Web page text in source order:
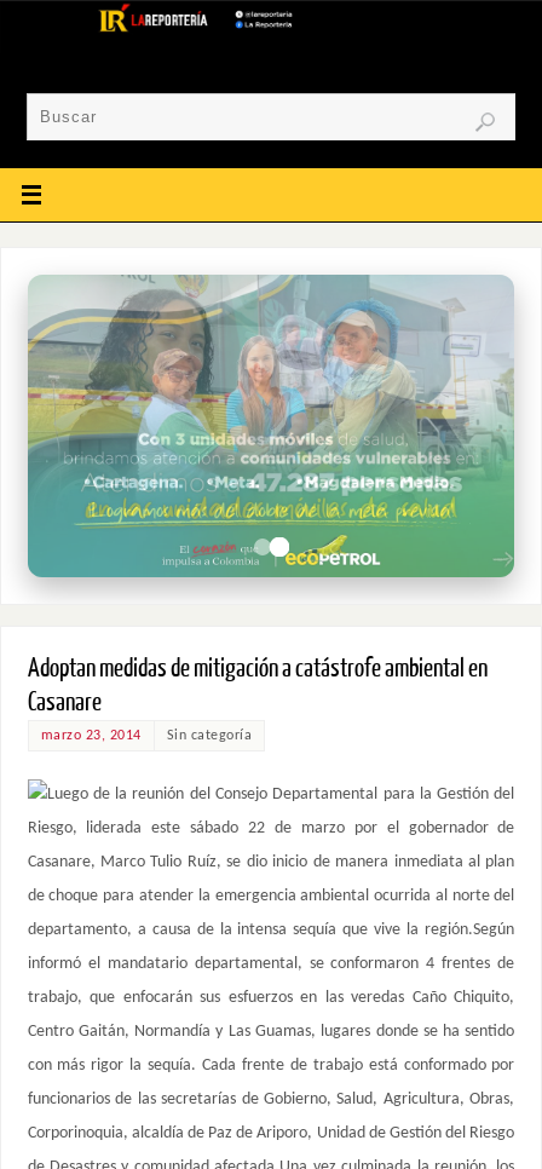
Adoptan medidas de mitigación a catástrofe ambiental en
Casanare
marzo 23, 2014 Sin categoría
Luego de la reunión del Consejo Departamental para la Gestión del
Riesgo, liderada este sábado 22 de marzo por el gobernador de
Casanare, Marco Tulio Ruíz, se dio inicio de manera inmediata al plan
de choque para atender la emergencia ambiental ocurrida al norte del
departamento, a causa de la intensa sequía que vive la región.Según
informó el mandatario departamental, se conformaron 4 frentes de
trabajo, que enfocarán sus esfuerzos en las veredas Caño Chiquito,
Centro Gaitán, Normandía y Las Guamas, lugares donde se ha sentido
con más rigor la sequía. Cada frente de trabajo está conformado por
funcionarios de las secretarías de Gobierno, Salud, Agricultura, Obras,
Corporinoquia, alcaldía de Paz de Ariporo, Unidad de Gestión del Riesgo